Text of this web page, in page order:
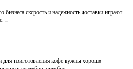
скорость и надежность доставки играют
…
для приготовления кофе нужны хорошо